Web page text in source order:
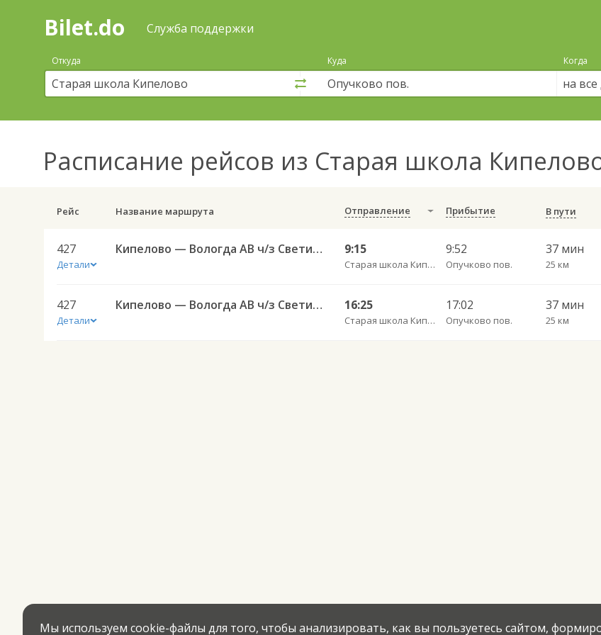
Поиск
покупка
билетов
автобус
онлайн
Bilet.do Служба поддержки
Откуда Куда Когда
на
Расписание рейсов из Старая школа
Рейс Название маршрута Отправление Прибытие В пути
427
Детали
Кипелово — Вологда АВ ч/з Светилки 427 9:15
Старая школа Кипелово
9:52
Опучково пов.
37 мин
25 км
427
Детали
Кипелово — Вологда АВ ч/з Светилки 427 16:25
Старая школа Кипелово
17:02
Опучково пов.
37 мин
25 км
Мы используем cookie-файлы для того, чтобы анализировать, как вы пользуетесь сайтом,